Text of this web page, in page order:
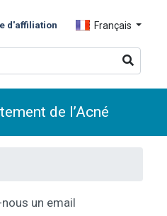
d'affiliation Français
de l’Acné
un email